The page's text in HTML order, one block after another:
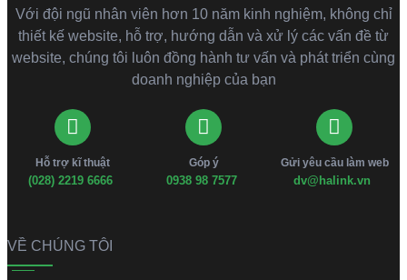
Với đội ngũ nhân viên hơn 10 năm kinh nghiệm, không chỉ
thiết kế website, hỗ trợ, hướng dẫn và xử lý các vấn đề từ
website, chúng tôi luôn đồng hành tư vấn và phát triển cùng
doanh nghiệp của bạn
Hỗ trợ kĩ thuật
(028) 2219 6666
Góp ý
0938 98 7577
Gửi yêu cầu làm web
dv@halink.vn
VỀ CHÚNG TÔI